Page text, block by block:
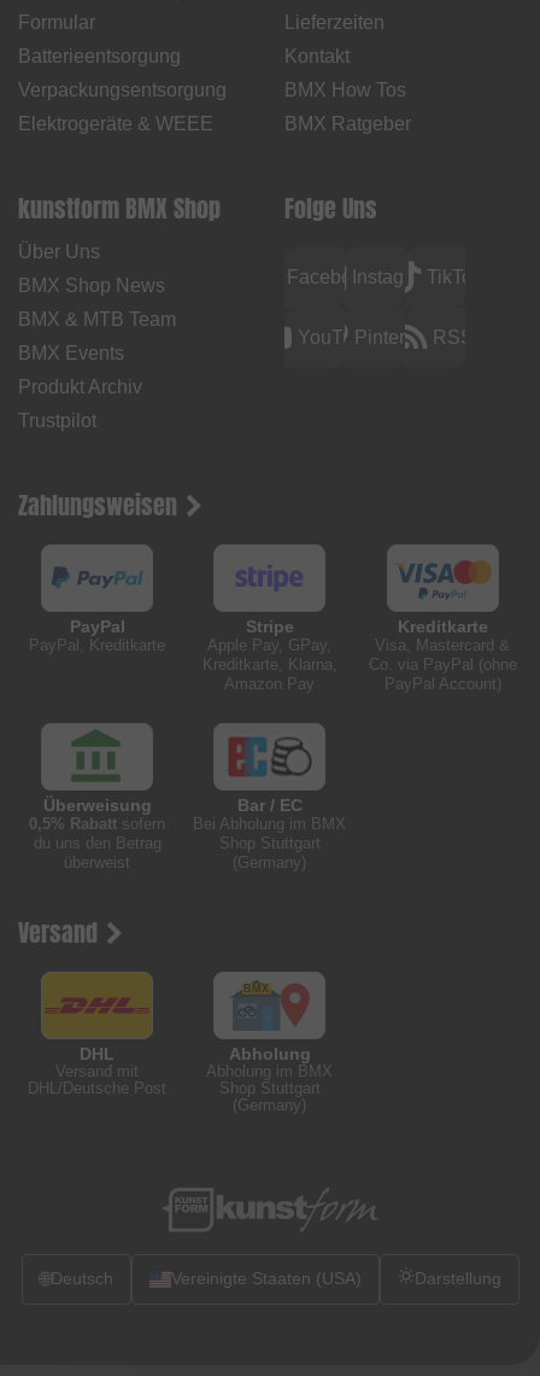
Formular
Batterieentsorgung
Verpackungsentsorgung
Elektrogeräte & WEEE
Lieferzeiten
Kontakt
BMX How Tos
BMX Ratgeber
kunstform BMX Shop
Über Uns
BMX Shop News
BMX & MTB Team
BMX Events
Produkt Archiv
Trustpilot
Folge Uns
FacebookInstagramTikTok
YouTubePinterest RSS
Zahlungsweisen
PayPal
PayPal, Kreditkarte
Stripe
Apple Pay, GPay,
Kreditkarte, Klarna,
Amazon Pay
Kreditkarte
Visa, Mastercard &
Co. via PayPal (ohne
PayPal Account)
Überweisung
0,5% Rabatt sofern
du uns den Betrag
überweist
Bar / EC
Bei Abholung im BMX
Shop Stuttgart
(Germany)
Versand
DHL
Versand mit
DHL/Deutsche Post
Abholung
Abholung im BMX
Shop Stuttgart
(Germany)
🌐Deutsch Vereinigte Staaten (USA) Darstellung